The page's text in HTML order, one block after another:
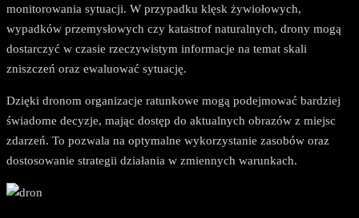
monitorowania sytuacji. W przypadku klęsk żywiołowych,
wypadków przemysłowych czy katastrof naturalnych, drony mogą
dostarczyć w czasie rzeczywistym informacje na temat skali
zniszczeń oraz ewaluować sytuację.
Dzięki dronom organizacje ratunkowe mogą podejmować bardziej
świadome decyzje, mając dostęp do aktualnych obrazów z miejsc
zdarzeń. To pozwala na optymalne wykorzystanie zasobów oraz
dostosowanie strategii działania w zmiennych warunkach.